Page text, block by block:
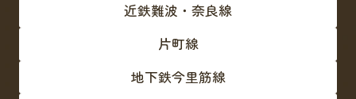
近鉄難波・奈良線
片町線
地下鉄今里筋線